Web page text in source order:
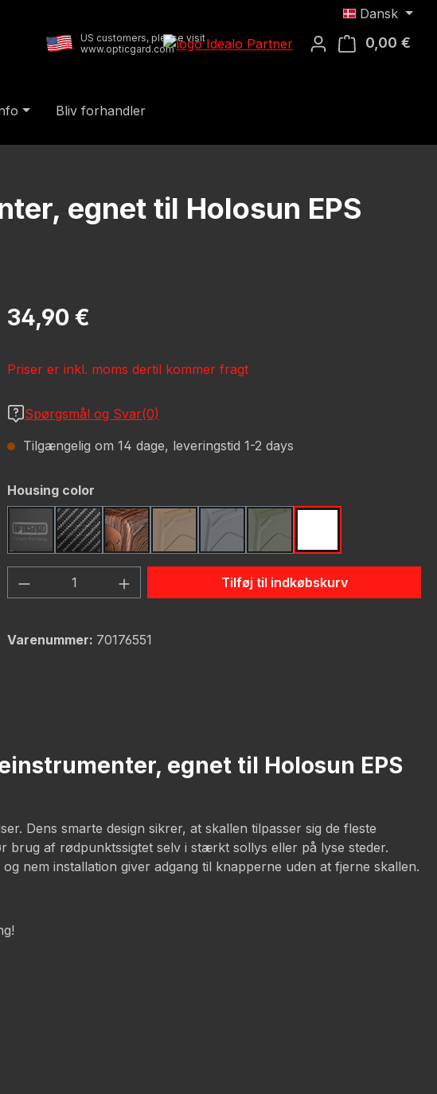
Dansk
US customers, please visit
www.opticgard.com
0,00 €
Bliv forhandler
egnet til Holosun EPS
Almindelig pris:
34,90 €
Priser er inkl. moms dertil kommer fragt
Spørgsmål og Svar(0)
Tilgængelig om 14 dage, leveringstid 1-2 days
Vælg
Housing color
Black Carbon FiberDark WoodFDE (Flat Dark Earth)
GunmetalOD Green
Produktmængde: Indtast det ønskede beløb,
Tilføj til indkøbskurv
Varenummer: 70176551
egnet til Holosun EPS
Dens smarte design sikrer, at skallen tilpasser sig de fleste
af rødpunktssigtet selv i stærkt sollys eller på lyse steder.
nem installation giver adgang til knapperne uden at fjerne skallen.